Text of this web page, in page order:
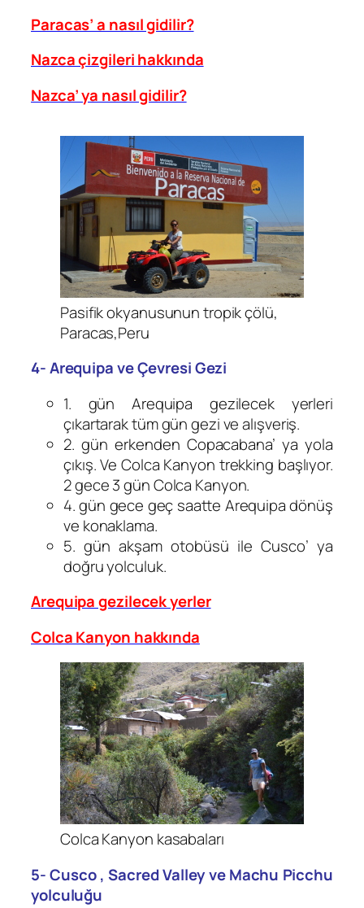
Paracas’ a nasıl gidilir?
Nazca çizgileri hakkında
Nazca’ ya nasıl gidilir?
Pasifik okyanusunun tropik çölü,
Paracas,Peru
4- Arequipa ve Çevresi Gezi
1. gün Arequipa gezilecek yerleri
çıkartarak tüm gün gezi ve alışveriş.
2. gün erkenden Copacabana’ ya yola
çıkış. Ve Colca Kanyon trekking başlıyor.
2 gece 3 gün Colca Kanyon.
4. gün gece geç saatte Arequipa dönüş
ve konaklama.
5. gün akşam otobüsü ile Cusco’ ya
doğru yolculuk.
Arequipa gezilecek yerler
Colca Kanyon hakkında
Colca Kanyon kasabaları
5- Cusco , Sacred Valley ve Machu Picchu
yolculuğu